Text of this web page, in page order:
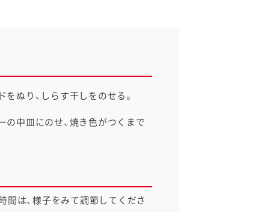
ぬり、しらす干しをのせる。
中皿にのせ、焼き色がつくまで
間は、様子をみて調節してくださ